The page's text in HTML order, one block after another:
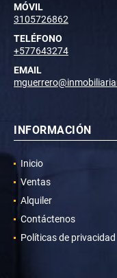
MÓVIL
3105726862
TELÉFONO
+577643274
EMAIL
INFORMACIÓN
Inicio
Ventas
Alquiler
Contáctenos
Políticas de privacidad